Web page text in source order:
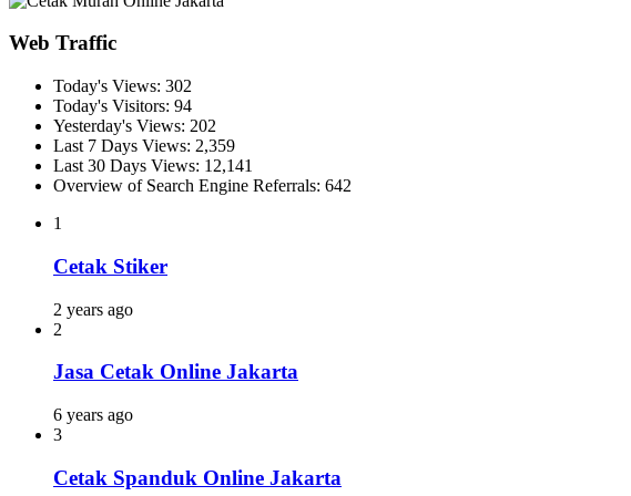
Web Traffic
Today's Views: 302
Today's Visitors: 94
Yesterday's Views: 202
Last 7 Days Views: 2,359
Last 30 Days Views: 12,141
Overview of Search Engine Referrals: 642
1
Cetak Stiker
2 years ago
2
Jasa Cetak Online Jakarta
6 years ago
3
Cetak Spanduk Online Jakarta